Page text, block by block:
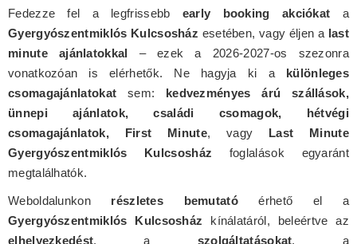
Fedezze fel a legfrissebb early booking akciókat a
Gyergyószentmiklós Kulcsosház esetében, vagy éljen a last
minute ajánlatokkal – ezek a 2026-2027-os szezonra
vonatkozóan is elérhetők. Ne hagyja ki a különleges
csomagajánlatokat sem: kedvezményes árú szállások,
ünnepi ajánlatok, családi csomagok, hétvégi
csomagajánlatok, First Minute, vagy Last Minute
Gyergyószentmiklós Kulcsosház foglalások egyaránt
megtalálhatók.
Weboldalunkon részletes bemutatóérhető el a
Gyergyószentmiklós Kulcsosház kínálatáról, beleértve az
elhelyezkedést, a szolgáltatásokat, a